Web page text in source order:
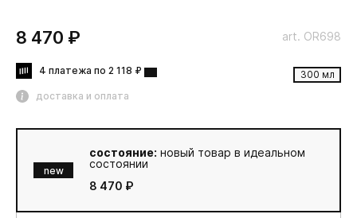
art. OR698
new
состояние: новый товар в идеальном
состоянии
8 470 ₽
300 мл
8 470 ₽
4 платежа по 2 118 ₽
доставка и оплата